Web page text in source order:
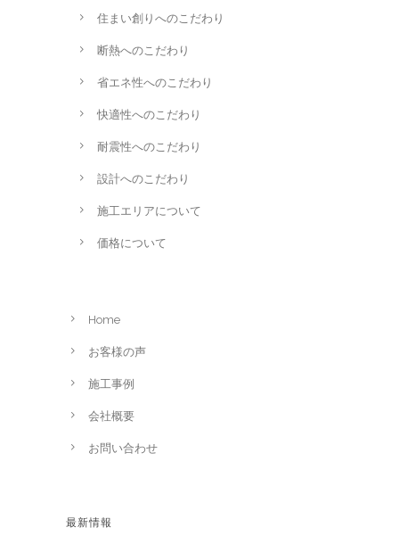
住まい創りへのこだわり
断熱へのこだわり
省エネ性へのこだわり
快適性へのこだわり
耐震性へのこだわり
設計へのこだわり
施工エリアについて
価格について
Home
お客様の声
施工事例
会社概要
お問い合わせ
最新情報